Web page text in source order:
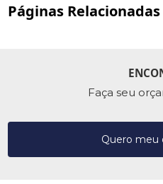
Páginas
Faça seu
Quero meu